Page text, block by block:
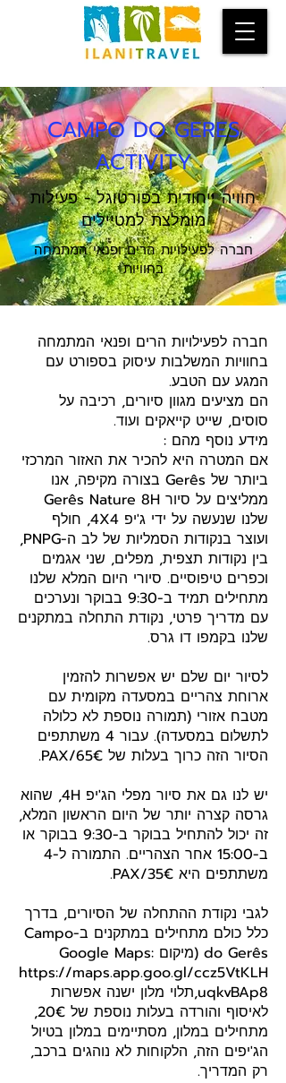
CAMPO DO GERES
ACTIVITY
חוויה ייחודית בפורטוגל - פעילות
מומלצת למטיילים
חברה לפעילויות הרים ופנאי המתמחה
בחוויות
חברה לפעילויות הרים ופנאי המתמחה
בחוויות המשלבות עיסוק בספורט עם
המגע עם הטבע.
הם מציעים מגוון סיורים, רכיבה על
סוסים, שייט קייאקים ועוד.
מידע נוסף מהם :
אם המטרה היא להכיר את האזור המרכזי
ביותר של Gerês בצורה מקיפה, אנו
ממליצים על סיור Gerês Nature 8H
שלנו שנעשה על ידי ג'יפ 4X4, חולף
ועוצר בנקודות הסמליות של לב ה-PNPG,
בין נקודות תצפית, מפלים, שני אגמים
וכפרים טיפוסיים. סיורי היום המלא שלנו
מתחילים תמיד ב-9:30 בבוקר ונערכים
עם מדריך פרטי, נקודת התחלה במתקנים
שלנו בקמפו דו גרס.
לסיור יום שלם יש אפשרות להזמין
ארוחת צהריים במסעדה מקומית עם
מטבח אזורי (תמורה נוספת לא כלולה
לתשלום במסעדה). עבור 4 משתתפים
הסיור הזה כרוך בעלות של 65€/PAX.
יש לנו גם את סיור מפלי הג'יפ 4H, שהוא
גרסה קצרה יותר של היום הראשון המלא,
זה יכול להתחיל בבוקר ב-9:30 בבוקר או
ב-15:00 אחר הצהריים. התמורה ל-4
משתתפים היא 35€/PAX.
לגבי נקודת ההתחלה של הסיורים, בדרך
כלל כולם מתחילים במתקנים ב-Campo
do Gerês (מיקום Google Maps:
https://maps.app.goo.gl/ccz5VtKLH
uqkvBAp8,תלוי מלון ישנה אפשרות
לאיסוף והורדה בעלות נוספת של 20€,
מתחילים במלון, מסתיימים במלון בטיול
הג'יפים הזה, הלקוחות לא נוהגים ברכב,
רק המדריך.